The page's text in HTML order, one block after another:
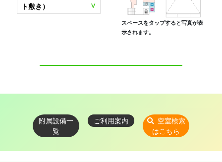
ト敷き）
スペースをタップすると写真が表
示されます。
附属設備一
覧
ご利用案内
空室検索
はこちら